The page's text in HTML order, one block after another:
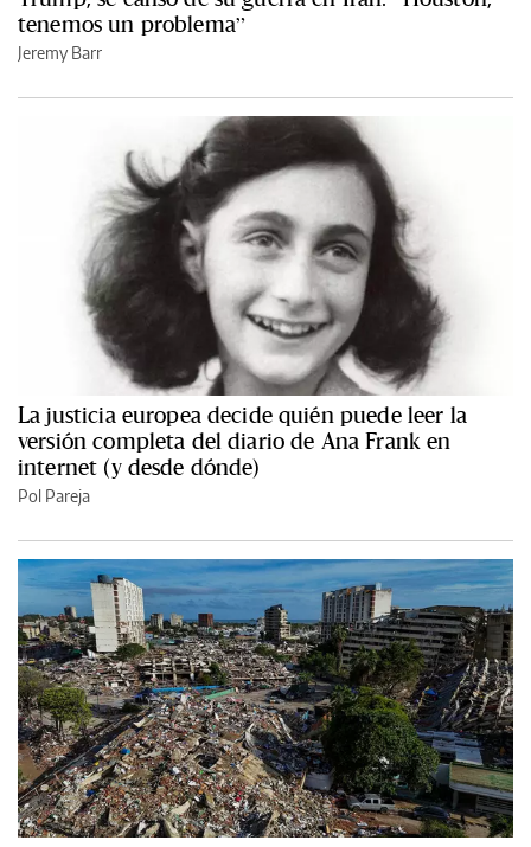
tenemos un problema”
Jeremy Barr
La justicia europea decide quién puede leer la
versión completa del diario de Ana Frank en
internet (y desde dónde)
Pol Pareja